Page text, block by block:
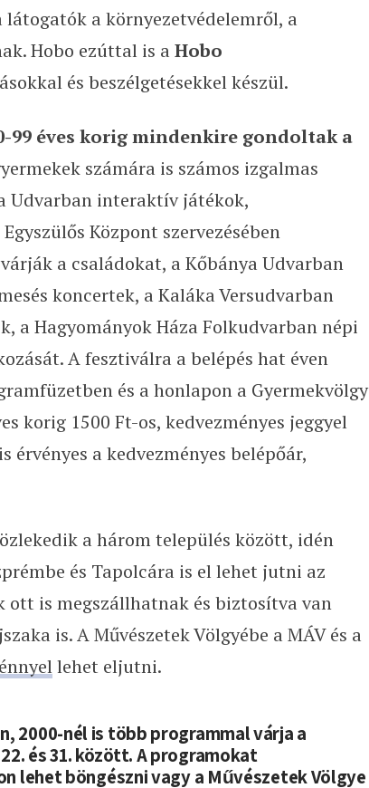
a környezetvédelemről, a
Hobo ezúttal is a Hobo
és beszélgetésekkel készül.
99 éves korig mindenkire gondoltak a
számára is számos izgalmas
Udvarban interaktív játékok,
Központ szervezésében
a családokat, a Kőbánya Udvarban
koncertek, a Kaláka Versudvarban
a Hagyományok Háza Folkudvarban népi
A fesztiválra a belépés hat éven
és a honlapon a Gyermekvölgy
korig 1500 Ft-os, kedvezményes jeggyel
a kedvezményes belépőár,
a három település között, idén
és Tapolcára is el lehet jutni az
is megszállhatnak és biztosítva van
is. A Művészetek Völgyébe a MÁV és a
lehet eljutni.
2000-nél is több programmal várja a
és 31. között. A programokat
lehet böngészni vagy a Művészetek Völgye